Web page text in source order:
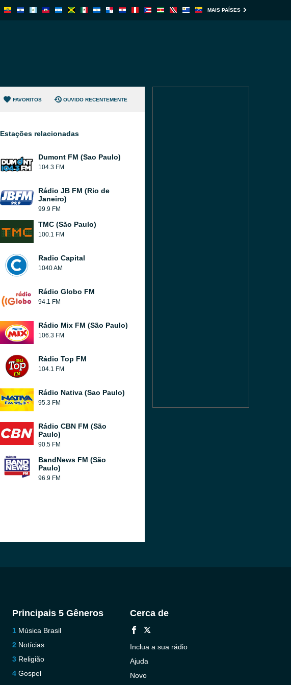
MAIS PAÍSES
FAVORITOS OUVIDO RECENTEMENTE
Estações relacionadas
Dumont FM (Sao Paulo)
104.3 FM
Rádio JB FM (Rio de
Janeiro)
99.9 FM
TMC (São Paulo)
100.1 FM
Radio Capital
1040 AM
Rádio Globo FM
94.1 FM
Rádio Mix FM (São Paulo)
106.3 FM
Rádio Top FM
104.1 FM
Rádio Nativa (Sao Paulo)
95.3 FM
Rádio CBN FM (São
Paulo)
90.5 FM
BandNews FM (São
Paulo)
96.9 FM
Principais 5 Gêneros
Música Brasil
Notícias
Religião
Gospel
Cerca de
Inclua a sua rádio
Ajuda
Novo